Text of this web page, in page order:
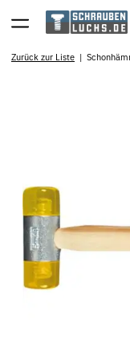
Zurück zur Liste